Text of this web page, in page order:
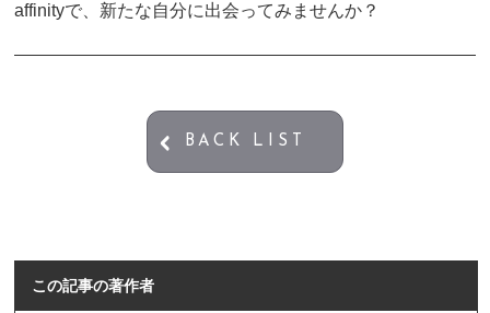
affinityで、新たな自分に出会ってみませんか？
BACK LIST
この記事の著作者